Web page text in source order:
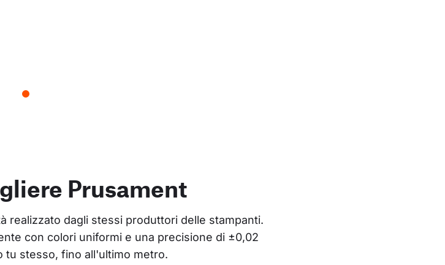
Prusament
realizzato dagli stessi produttori delle stampanti.
con colori uniformi e una precisione di ±0,02
tu stesso, fino all'ultimo metro.